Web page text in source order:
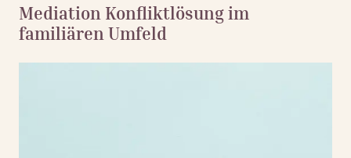
Mediation Konfliktlösung im
familiären Umfeld